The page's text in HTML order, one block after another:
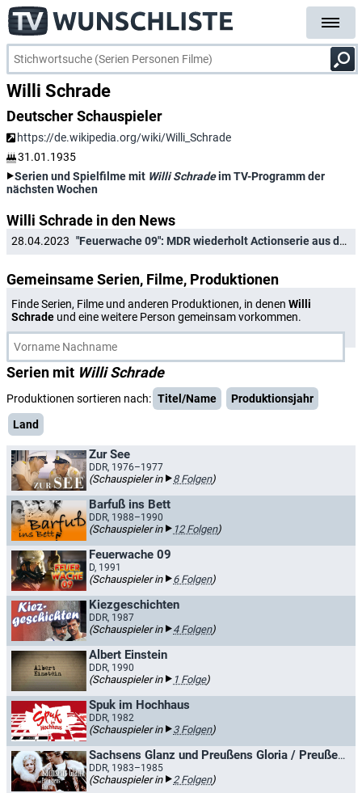
Willi Schrade
Deutscher Schauspieler
https://de.wikipedia.org/wiki/Willi_Schrade
31.01.1935
Serien und Spielfilme mit Willi Schradeim TV-Programm der
nächsten Wochen
Willi Schrade in den News
28.04.2023 "Feuerwache 09": MDR wiederholt Actionserie aus der DDR
Gemeinsame Serien, Filme, Produktionen
Finde Serien, Filme und anderen Produktionen, in denen Willi
Schrade und eine weitere Person gemeinsam vorkommen.
Serien mit Willi Schrade
Produktionen sortieren nach: Titel/Name
Produktionsjahr
Land
Zur See
DDR, 1976–1977
(Schauspieler in 8 Folgen)
Barfuß ins Bett
DDR, 1988–1990
(Schauspieler in 12 Folgen)
Feuerwache 09
D, 1991
(Schauspieler in 6 Folgen)
Kiezgeschichten
DDR, 1987
(Schauspieler in 4 Folgen)
Albert Einstein
DDR, 1990
(Schauspieler in 1 Folge)
Spuk im Hochhaus
DDR, 1982
(Schauspieler in 3 Folgen)
Sachsens Glanz und Preußens Gloria / Preußens Glanz und Glorie
DDR, 1983–1985
(Schauspieler in 2 Folgen)